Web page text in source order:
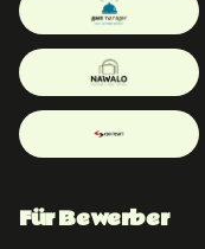
Für Bewerber